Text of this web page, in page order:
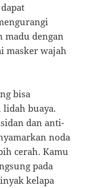
madu dengan
masker wajah
bisa
buaya.
dan anti-
noda
cerah. Kamu
pada
kelapa